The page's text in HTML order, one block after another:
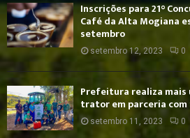
Inscrições para 21°
Café da Alta Mogiana
setembro
setembro 12, 2023 0
Prefeitura realiza mais
trator em parceria com
setembro 11, 2023 0